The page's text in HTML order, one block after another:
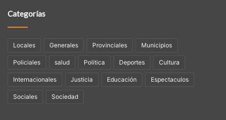
Categorías
Locales Generales Provinciales Municipios
Policiales salud Politica Deportes Cultura
Internacionales Justicia Educación Espectaculos
Sociales Sociedad